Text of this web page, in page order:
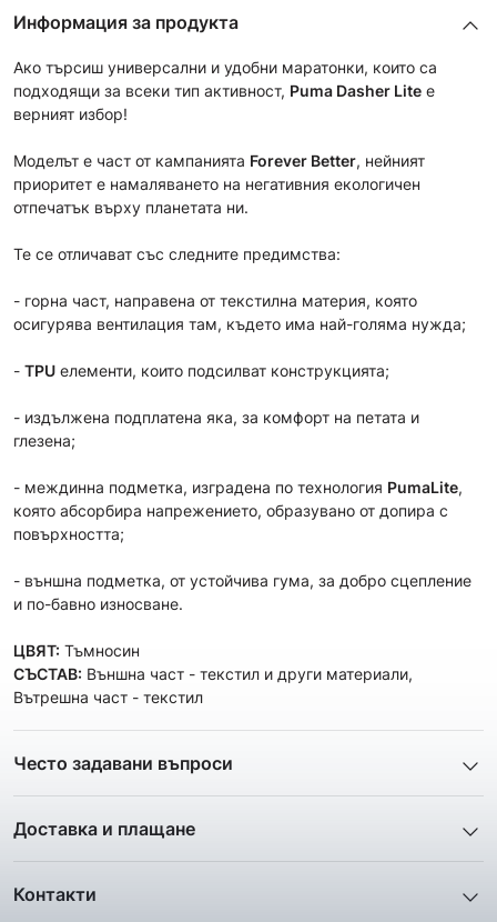
Информация за продукта
Ако търсиш универсални и удобни маратонки, които са
подходящи за всеки тип активност, Puma Dasher Lite е
верният избор!
Моделът е част от кампанията Forever Better, нейният
приоритет е намаляването на негативния екологичен
отпечатък върху планетата ни.
Те се отличават със следните предимства:
- горна част, направена от текстилна материя, която
осигурява вентилация там, където има най-голяма нужда;
- TPU елементи, които подсилват конструкцията;
- издължена подплатена яка, за комфорт на петата и
глезена;
- междинна подметка, изградена по технология PumaLite,
която абсорбира напрежението, образувано от допира с
повърхността;
- външна подметка, от устойчива гума, за добро сцепление
и по-бавно износване.
ЦВЯТ: Тъмносин
СЪСТАВ: Външна част - текстил и други материали,
Вътрешна част - текстил
Често задавани въпроси
ще получа?
добие максимално ясна и точна представа за дадения
Доставка и плащане
използваме услугите на куриерските фирми
Контакти